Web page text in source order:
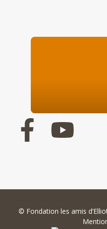
© Fondation les amis